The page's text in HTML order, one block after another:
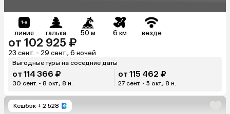
линия галька 50 м 6 км везде
от 102 925 ₽
23 сент. - 29 сент., 6 ночей
Выгодные туры на соседние даты
от 114 366 ₽
30 сент. - 8 окт., 8 н.
от 115 462 ₽
27 сент. - 5 окт., 8 н.
Кешбэк + 2 528